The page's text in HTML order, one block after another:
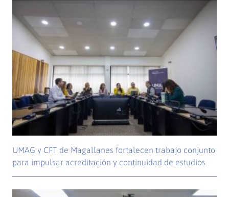
UMAG y CFT de Magallanes fortalecen trabajo conjunto
para impulsar acreditación y continuidad de estudios